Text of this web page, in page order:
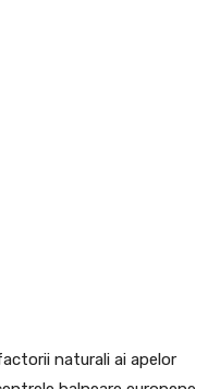
naturali ai apelor